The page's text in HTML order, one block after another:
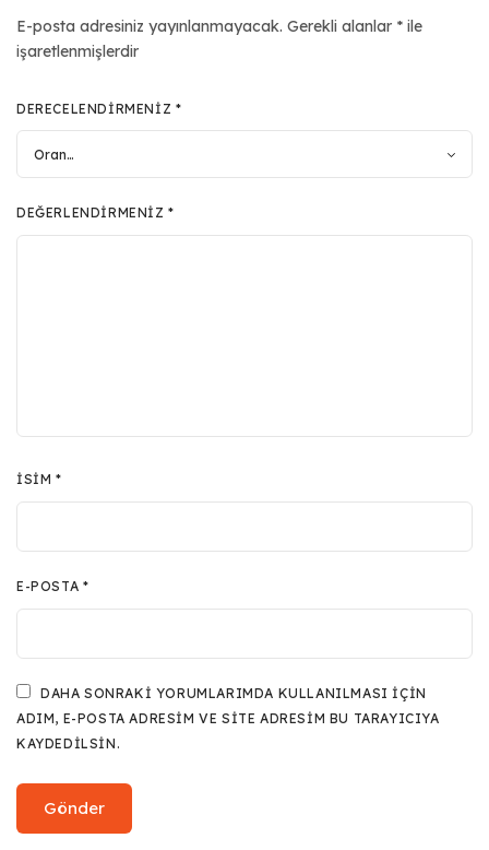
E-posta adresiniz yayınlanmayacak. Gerekli alanlar * ile
işaretlenmişlerdir
DERECELENDIRMENIZ *
DEĞERLENDIRMENIZ*
İSIM*
E-POSTA *
DAHA SONRAKI YORUMLARIMDA KULLANILMASI IÇIN
ADIM, E-POSTA ADRESIM VE SITE ADRESIM BU TARAYICIYA
KAYDEDILSIN.